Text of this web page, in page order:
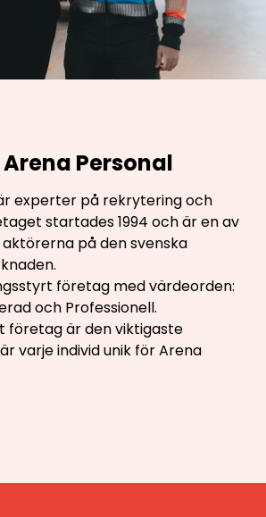
Arena Personal
experter på rekrytering och
startades 1994 och är en av
på den svenska
företag med värdeorden:
och Professionell.
företag är den viktigaste
varje individ unik för Arena